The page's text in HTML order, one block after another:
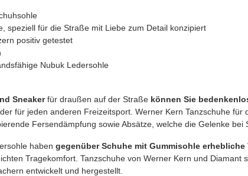
speziell für die Straße mit Liebe zum Detail konzipiert
positiv getestet
Nubuk Ledersohle
Sneakerfür draußen auf der Straße können Sie
für jeden anderen Freizeitsport. Werner Kern Tanzschuhe
Fersendämpfung sowie Absätze, welche die Gelenke bei
haben gegenüber Schuhe mit Gummisohle erhebliche
Tragekomfort. Tanzschuhe von Werner Kern und Diamant
entwickelt und hergestellt.